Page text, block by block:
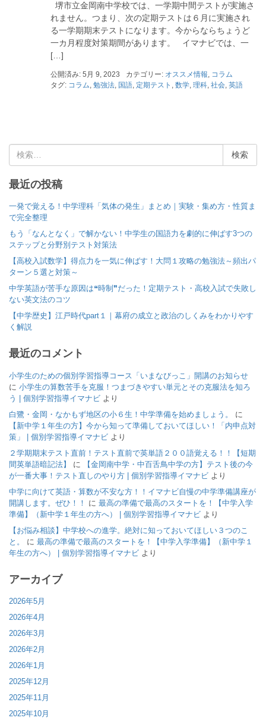
堺市立金岡南中学校では、一学期中間テストが実施さ
れません。つまり、次の定期テストは６月に実施され
る一学期期末テストになります。今からならちょうど
一カ月程度対策期間があります。 イマナビでは、一
[…]
公開済み: 5月 9, 2023 カテゴリー: オススメ情報
コラム
タグ: コラム 勉強法 国語 定期テスト 数学 理科 社会 英語
検
最近の投稿
一発で覚える！中学理科「気体の発生」まとめ｜実験・集め方・性質ま
で完全整理
もう「なんとなく」で解かない！中学生の国語力を劇的に伸ばす3つの
ステップと分野別テスト対策法
【高校入試数学】得点力を一気に伸ばす！大問１攻略の勉強法～頻出パ
ターン５選と対策～
中学英語が苦手な原因は❝時制❞だった！定期テスト・高校入試で失敗し
ない英文法のコツ
【中学歴史】江戸時代part１｜幕府の成立と政治のしくみをわかりやす
く解説
最近のコメント
小学生のための個別学習指導コース「いまなびっこ」開講のお知らせ
に 小学生の算数苦手を克服！つまづきやすい単元とその克服法を知ろ
う | 個別学習指導イマナビ より
白鷺・金岡・なかもず地区の小６生！中学準備を始めましょう。
に
【新中学１年生の方】今から知って準備しておいてほしい！「内申点対
策」 | 個別学習指導イマナビ より
２学期期末テスト直前！テスト直前で英単語２００語覚える！！【短期
間英単語暗記法】
に
【金岡南中学・中百舌鳥中学の方】テスト後の今
が一番大事！テスト直しのやり方 | 個別学習指導イマナビ より
中学に向けて英語・算数が不安な方！！イマナビ自慢の中学準備講座が
開講します。ぜひ！！
に 最高の準備で最高のスタートを！【中学入学
準備】（新中学１年生の方へ） | 個別学習指導イマナビ より
【お悩み相談】中学校への進学。絶対に知っておいてほしい３つのこ
と。
に 最高の準備で最高のスタートを！【中学入学準備】（新中学１
年生の方へ） | 個別学習指導イマナビ より
アーカイブ
2026年5月
2026年4月
2026年3月
2026年2月
2026年1月
2025年12月
2025年11月
2025年10月